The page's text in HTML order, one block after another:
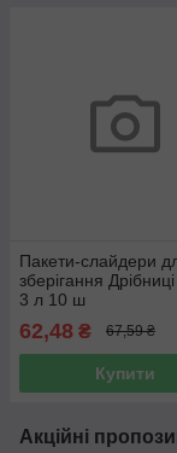
Пакети-слайдери
зберігання
3 л 10 ш
62,48 ₴ 67,59 ₴
Купити
Акційні